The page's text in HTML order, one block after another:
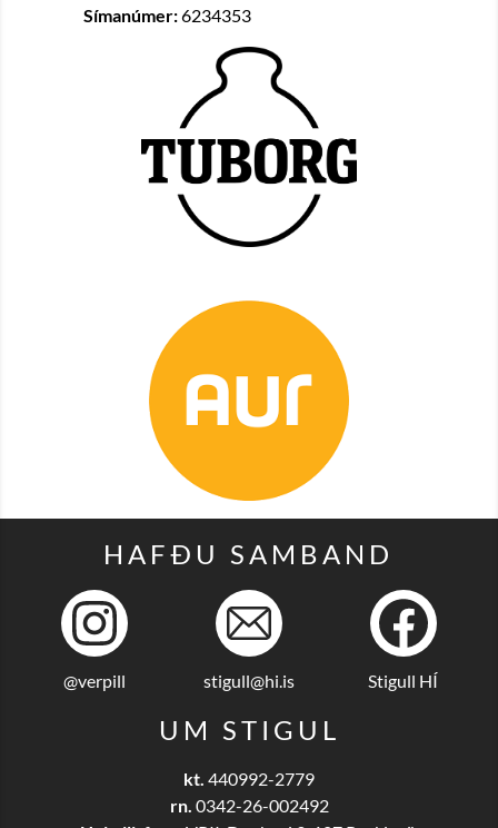
Símanúmer:6234353
HAFÐU SAMBAND
@verpill stigull@hi.is Stigull HÍ
UM STIGUL
kt. 440992-2779
rn. 0342-26-002492